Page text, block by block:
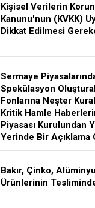
Kişisel Verilerin
Kanunu'nun (KVKK)
Dikkat Edilmesi
Sermaye
Spekülasyon
Fonlarına Neşter
Kritik Hamle
Piyasası Kurulundan
Yerinde Bir Açıklama
Bakır, Çinko,
Ürünlerinin